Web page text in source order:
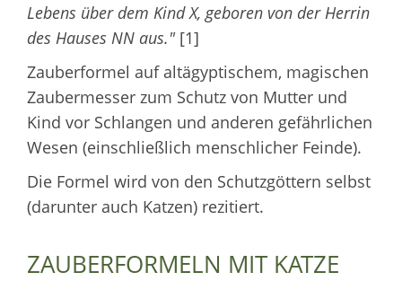
Lebens über dem Kind X, geboren von der Herrin
des Hauses NN aus." [1]
Zauberformel auf altägyptischem, magischen
Zaubermesser zum Schutz von Mutter und
Kind vor Schlangen und anderen gefährlichen
Wesen (einschließlich menschlicher Feinde).
Die Formel wird von den Schutzgöttern selbst
(darunter auch Katzen) rezitiert.
ZAUBERFORMELN MIT KATZE